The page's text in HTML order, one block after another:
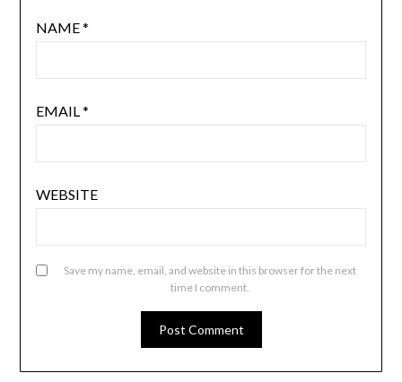
NAME*
EMAIL *
WEBSITE
Save my name, email, and website in this browser for the next
time I comment.